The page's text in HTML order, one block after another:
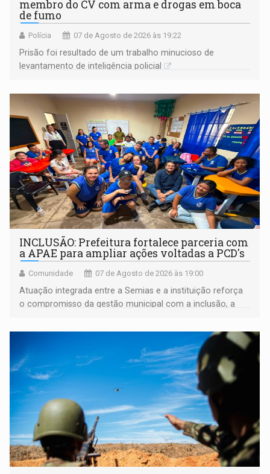
membro do CV com arma e drogas em boca
de fumo
Polícia 07 de Agosto de 2026 às 19:22
Prisão foi resultado de um trabalho minucioso de
levantamento de inteligência policial
INCLUSÃO: Prefeitura fortalece parceria com
a APAE para ampliar ações voltadas a PCD's
Comunidade 07 de Agosto de 2026 às 19:00
Atuação integrada entre a Semias e a instituição reforça
o compromisso da gestão municipal com a inclusão, a